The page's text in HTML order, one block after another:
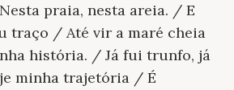
praia, nesta areia. / E
traço / Até vir a maré cheia
história. / Já fui trunfo, já
minha trajetória / É